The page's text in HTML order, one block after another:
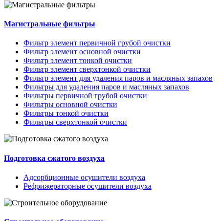
Магистральные фильтры
Фильтр элемент первичной грубой очистки
Фильтр элемент основной очистки
Фильтр элемент тонкой очистки
Фильтр элемент сверхтонкой очистки
Фильтр элемент для удаления паров и масляных запахов
Фильтры для удаления паров и масляных запахов
Фильтры первичной грубой очистки
Фильтры основной очистки
Фильтры тонкой очистки
Фильтры сверхтонкой очистки
Подготовка сжатого воздуха
Адсорбционные осушители воздуха
Рефрижераторные осушители воздуха